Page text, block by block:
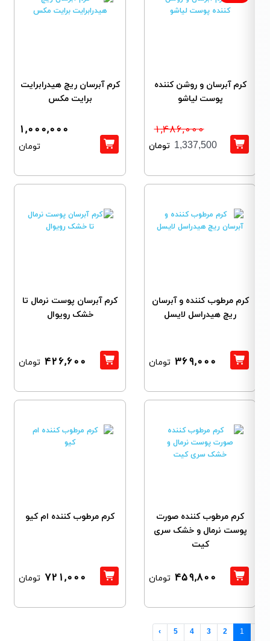
کرم آبرسان و روشن کننده
پوست لیاشو
1,486,000
1,337,500 تومان
کرم آبرسان ریچ هیدرابرایت
برایت مکس
1,000,000
تومان
کرم مرطوب کننده و آبرسان
ریچ هیدراسل لایسل
369,000 تومان
کرم آبرسان پوست نرمال تا
خشک رویوال
426,600 تومان
کرم مرطوب کننده صورت
پوست نرمال و خشک سری
کیت
459,800 تومان
کرم مرطوب کننده ام کیو
721,000 تومان
2
3
4
5
›